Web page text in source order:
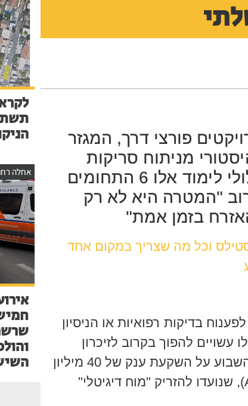
של 40 מיליון ש"ח ו-13 פרויקטים פורצי דרך, המגזר
מניתוח סריקות
רפואיות ועד התאמה אישית של מסלולי לימוד אלו 6 התחומים
"המטרה היא לא רק
בזמן אמת"
סטילס וכל מה שצריך במקום אחד
בדיקות רפואיות או הניסיון
עשויים להפוך בקרוב לזיכרון
רחוק. משרד החדשנות והדיגיטל הלאומי הכריז השבוע על השקעת ענק של 40 מיליון
ש"ח ב-13 פרויקטים מבוססי בינה מלאכותית (AI), שנועדו להזריק "מוח דיגיטלי"
אחלה